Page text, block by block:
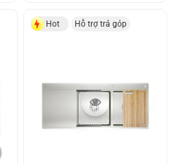
Hot Hỗ trợ trả góp